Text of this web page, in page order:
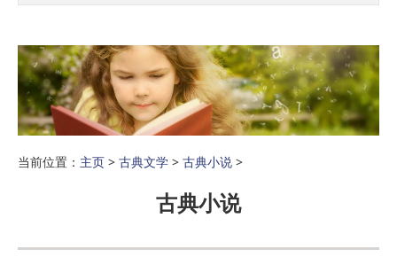
当前位置： 主页 > 古典文学 > 古典小说 >
古典小说